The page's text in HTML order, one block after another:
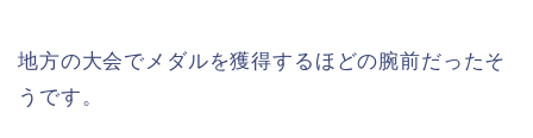
地方の大会でメダルを獲得するほどの腕前だったそ
うです。